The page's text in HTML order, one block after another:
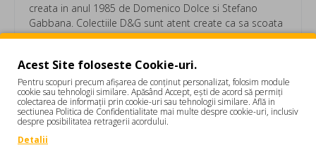
creata in anul 1985 de Domenico Dolce si Stefano
Gabbana. Colectiile D&G sunt atent create ca sa scoata
in evidenta eleganta italiana si seductia siciliana.
Camasa DOLCE & GABBANA, Deep South, Logo
Argintiu, Alb G5EJ0TGF114W0800 CAMASI BARBATI
Etichete:
Acest Site foloseste Cookie-uri.
Pentru scopuri precum afișarea de conținut personalizat, folosim module
cookie sau tehnologii similare. Apăsând Accept, ești de acord să permiți
colectarea de informații prin cookie-uri sau tehnologii similare. Află in
sectiunea Politica de Confidentialitate mai multe despre cookie-uri, inclusiv
despre posibilitatea retragerii acordului.
Detalii